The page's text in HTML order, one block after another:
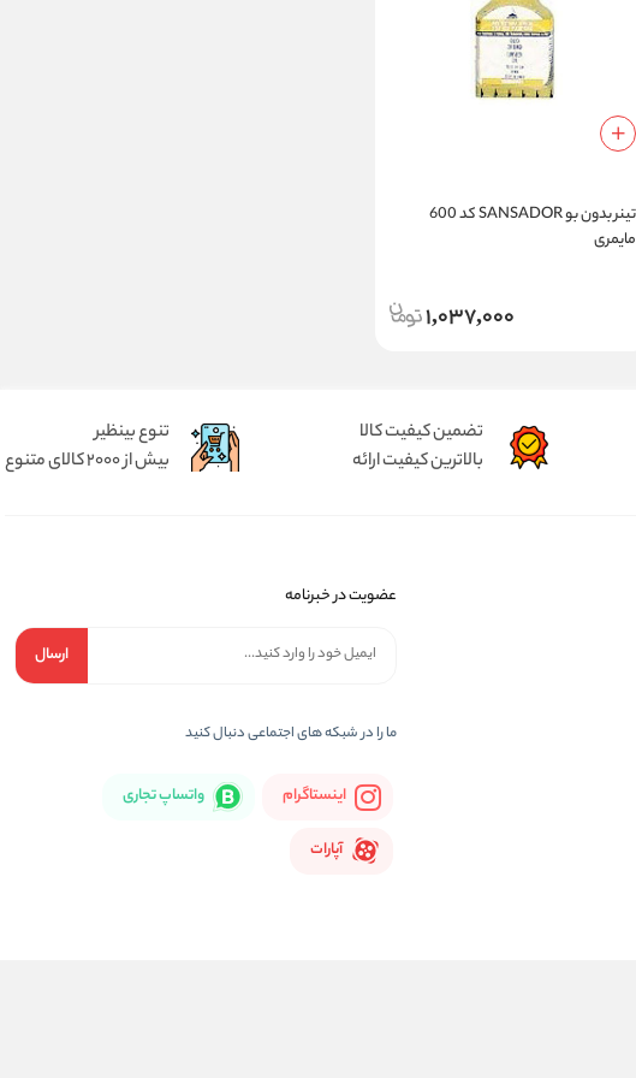
تینر بدون بو SANSADOR کد 600
مایمری
1,037,000
تضمین کیفیت کالا
بالاترین کیفیت ارائه
تنوع بینظیر
بیش از 2000 کالای متنوع
عضویت در خبرنامه
ارسال
ما را در شبكه های اجتماعی دنبال کنید
اینستاگرام واتساپ تجاری
آپارات